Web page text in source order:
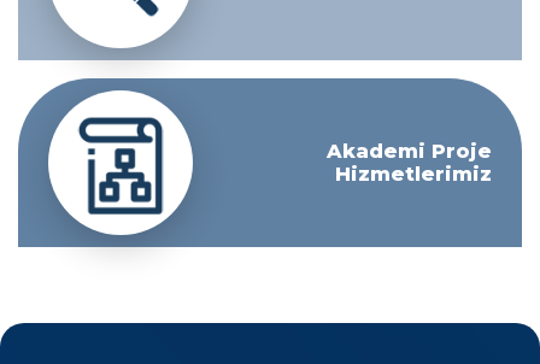
Akademi Proje
Hizmetlerimiz